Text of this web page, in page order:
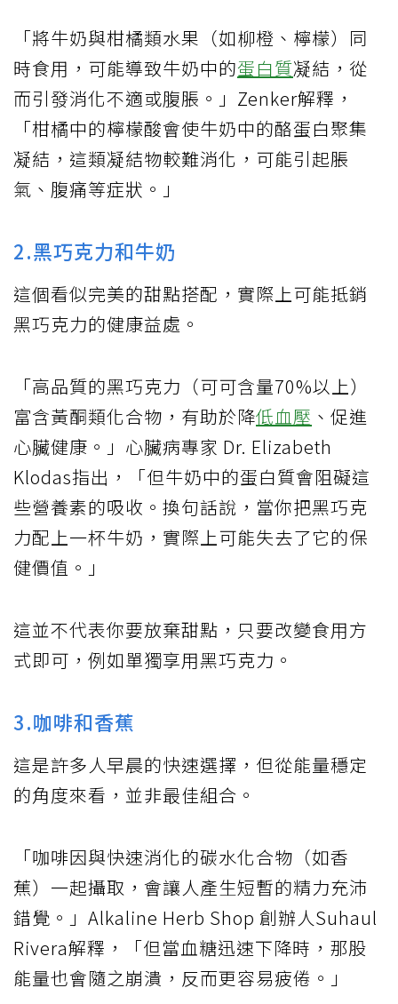
「將牛奶與柑橘類水果（如柳橙、檸檬）同
時食用，可能導致牛奶中的蛋白質凝結，從
而引發消化不適或腹脹。」Zenker解釋，
「柑橘中的檸檬酸會使牛奶中的酪蛋白聚集
凝結，這類凝結物較難消化，可能引起脹
氣、腹痛等症狀。」
2.黑巧克力和牛奶
這個看似完美的甜點搭配，實際上可能抵銷
黑巧克力的健康益處。
「高品質的黑巧克力（可可含量70%以上）
富含黃酮類化合物，有助於降低血壓 、促進
心臟健康。」心臟病專家 Dr. Elizabeth
Klodas指出，「但牛奶中的蛋白質會阻礙這
些營養素的吸收。換句話說，當你把黑巧克
力配上一杯牛奶，實際上可能失去了它的保
健價值。」
這並不代表你要放棄甜點，只要改變食用方
式即可，例如單獨享用黑巧克力。
3.咖啡和香蕉
這是許多人早晨的快速選擇，但從能量穩定
的角度來看，並非最佳組合。
「咖啡因與快速消化的碳水化合物（如香
蕉）一起攝取，會讓人產生短暫的精力充沛
錯覺。」Alkaline Herb Shop 創辦人Suhaul
Rivera解釋，「但當血糖迅速下降時，那股
能量也會隨之崩潰，反而更容易疲倦。」